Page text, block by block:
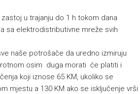
u trajanju do 1 h tokom dana
sa elektrodistributivne mreže svih
naše potrošače da uredno izmiruju
osim duga morati će platiti i
koji iznose 65 KM, ukoliko se
mjestu a 130 KM ako se isključenje vrši